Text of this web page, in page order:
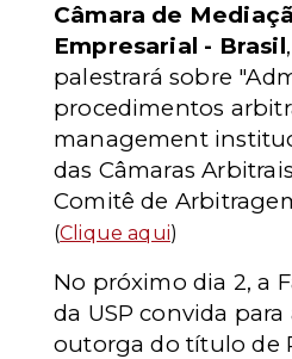
Câmara de
Empresarial - Brasil,
palestrará sobre
procedimentos
management
das Câmaras
Comitê de
(Clique aqui)
No próximo dia 2, a
da USP convida
outorga do título de